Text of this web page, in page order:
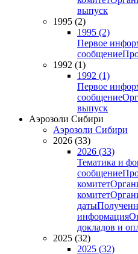
выпуск
1995 (2)
1995 (2)
Первое
сообщение
1992 (1)
1992 (1)
Первое
сообщение
выпуск
Аэрозоли Сибири
Аэрозоли Сибири
2026 (33)
2026 (33)
Тематика и
сообщение
комитет
комитет
даты
информация
докладов и
2025 (32)
2025 (32)